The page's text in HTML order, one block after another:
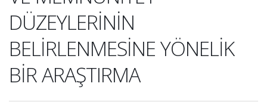
DÜZEYLERİNİN
BELİRLENMESİNE YÖNELİK
BİR ARAŞTIRMA